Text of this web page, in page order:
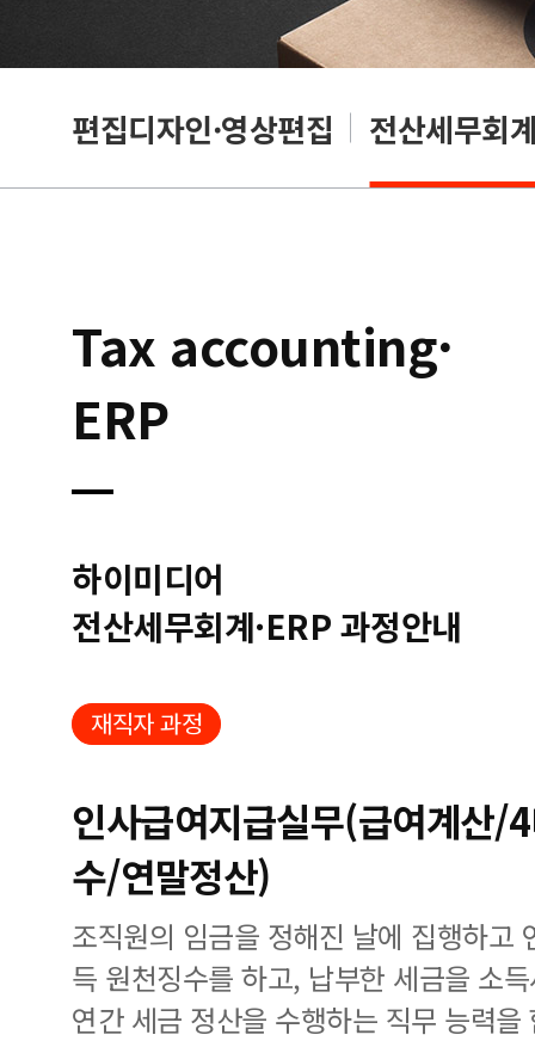
편집디자인·영상편집 전산세무회
Tax accounting·
ERP
하이미디어
전산세무회계·ERP 과정안내
재직자 과정
인사급여지급실무(급여계산/
수/연말정산)
조직원의 임금을 정해진 날에 집행하고
득 원천징수를 하고, 납부한 세금을 소
연간 세금 정산을 수행하는 직무 능력